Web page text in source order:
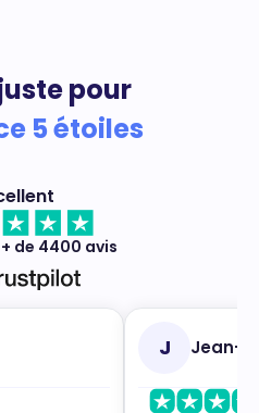
pour
5 étoiles
de 4400 avis
J Jean-